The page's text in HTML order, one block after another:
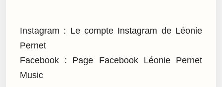
Instagram : Le compte Instagram de Léonie
Pernet
Facebook : Page Facebook Léonie Pernet
Music